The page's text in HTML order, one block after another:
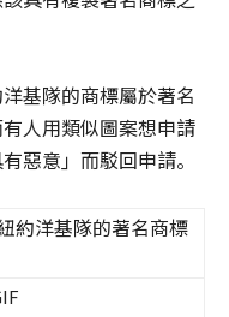
基隊的商標屬於著名
人用類似圖案想申請
惡意」而駁回申請。
約洋基隊的著名商標